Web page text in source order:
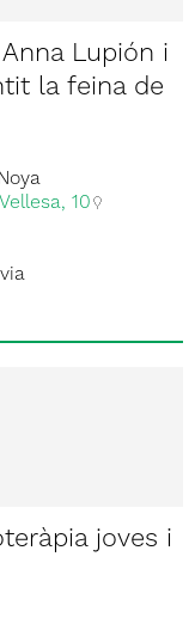
Lupión i
la feina de
10
joves i